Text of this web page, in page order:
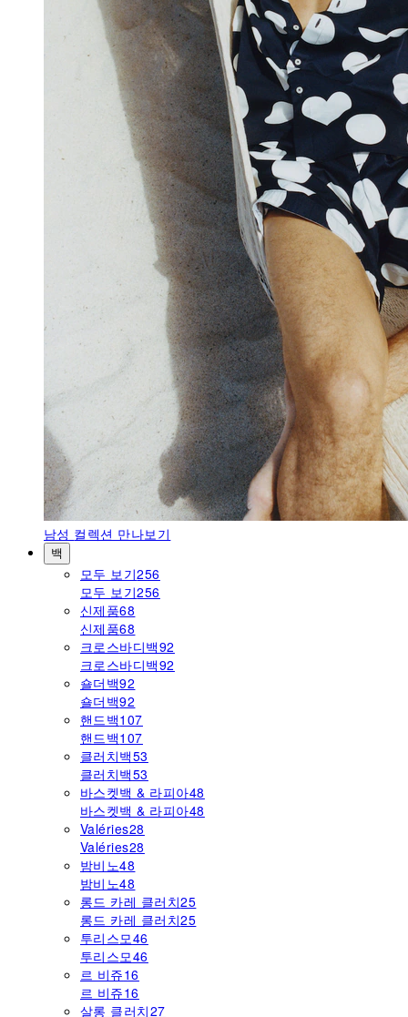
남성 컬렉션 만나보기
백
모두 보기256
모두 보기256
신제품68
신제품68
크로스바디백92
크로스바디백92
숄더백92
숄더백92
핸드백107
핸드백107
클러치백53
클러치백53
바스켓백 & 라피아48
바스켓백 & 라피아48
Valéries28
Valéries28
밤비노48
밤비노48
롱드 카레 클러치25
롱드 카레 클러치25
투리스모46
투리스모46
르 비쥬16
르 비쥬16
살롱 클러치27